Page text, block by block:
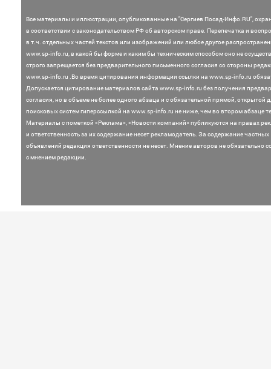
Все материалы и иллюстрации,опубликованные на "Сергиев Посад-Инфо.RU",
в соответствии с законодательством РФ об авторском праве. Перепечатка и
в т.ч. отдельных частей текстов или изображений или любое другое
www.sp-info.ru, в какой бы форме и каким бы техническим способом оно не
строго запрещается без предварительного письменного согласия со стороны
www.sp-info.ru .Во время цитирования информации ссылки на www.sp-info.ru
Допускается цитирование материалов сайта www.sp-info.ru без получения
согласия, но в объеме не более одного абзаца и с обязательной прямой, открытой
поисковых систем гиперссылкой на www.sp-info.ru не ниже, чем во втором абзаце
Материалы с пометкой «Реклама», «Новости компаний» публикуются на правах
и ответственность за их содержание несет рекламодатель. За содержание частных
объявлений редакция ответственности не несет. Мнениеавторов не обязательно
с мнением редакции.